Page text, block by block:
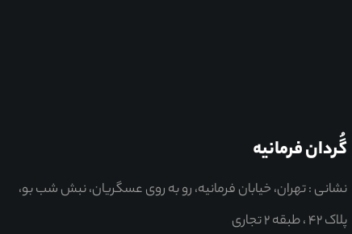
گُردان فرمانیه
نشانی : تهران، خیابان فرمانیه، رو به روی عسگریان، نبش شب بو،
پلاک ۴۲ ، طبقه 2 تجاری
صفحه نخست